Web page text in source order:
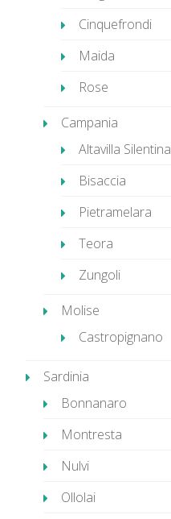
Cinquefrondi
Maida
Rose
Campania
Altavilla Silentina
Bisaccia
Pietramelara
Teora
Zungoli
Molise
Castropignano
Sardinia
Bonnanaro
Montresta
Nulvi
Ollolai